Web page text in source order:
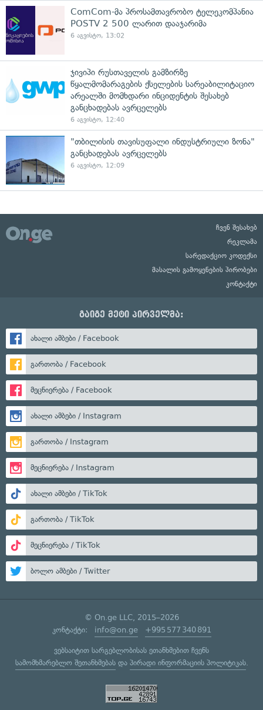
ComCom-მა პროსამთავრობო ტელეკომპანია
POSTV 2 500 ლარით დააჯარიმა
6 აგვისტო, 13:02
ჯივიპი რუსთაველის გამზირზე
წყალმომარაგების ქსელების სარეაბილიტაციო
არეალში მომხდარი ინციდენტის შესახებ
განცხადებას ავრცელებს
6 აგვისტო, 12:40
"თბილისის თავისუფალი ინდუსტრიული ზონა"
განცხადებას ავრცელებს
6 აგვისტო, 12:09
ჩვენ შესახებ
რეკლამა
სარედაქციო კოდექსი
მასალის გამოყენების პირობები
კონტაქტი
გაიგე მეტი პირველმა:
ახალი ამბები / Facebook
გართობა / Facebook
მეცნიერება / Facebook
ახალი ამბები / Instagram
გართობა / Instagram
მეცნიერება / Instagram
ახალი ამბები / TikTok
გართობა / TikTok
მეცნიერება / TikTok
ბოლო ამბები / Twitter
© On.ge LLC, 2015–2026
კონტაქტი: info@on.ge +995 577 340 891
ვებსაიტით სარგებლობისას ეთანხმებით ჩვენს
სამომხმარებლო შეთანხმებასდა პირადი ინფორმაციის პოლიტიკას.